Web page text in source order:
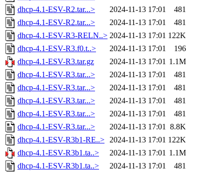
dhcp-4.1-ESV-R2.tar...>
2024-11-13 17:01
481
dhcp-4.1-ESV-R2.tar...>
2024-11-13 17:01
481
dhcp-4.1-ESV-R3-RELN..> 2024-11-13 17:01 122K
dhcp-4.1-ESV-R3.f0.t..>
2024-11-13 17:01
196
dhcp-4.1-ESV-R3.tar.gz
2024-11-13 17:01 1.1M
dhcp-4.1-ESV-R3.tar...>
2024-11-13 17:01
481
dhcp-4.1-ESV-R3.tar...>
2024-11-13 17:01
481
dhcp-4.1-ESV-R3.tar...>
2024-11-13 17:01
481
dhcp-4.1-ESV-R3.tar...>
2024-11-13 17:01
481
dhcp-4.1-ESV-R3.tar...>
2024-11-13 17:01 8.8K
dhcp-4.1-ESV-R3b1-RE..> 2024-11-13 17:01 122K
dhcp-4.1-ESV-R3b1.ta..>
2024-11-13 17:01 1.1M
dhcp-4.1-ESV-R3b1.ta..>
2024-11-13 17:01
481